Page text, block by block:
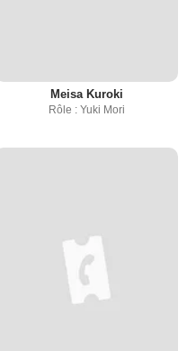
Meisa Kuroki
Rôle : Yuki Mori